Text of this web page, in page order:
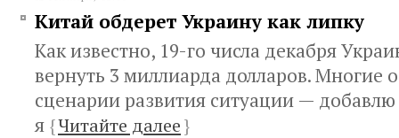
Китай обдерет Украину как липку
Как известно, 19-го числа декабря
вернуть 3 миллиарда долларов. Многие
сценарии развития ситуации —
я {Читайте далее}